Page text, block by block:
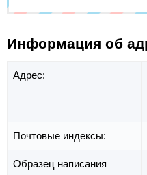
Информация об
Адрес:
Почтовые индексы:
Образец написания